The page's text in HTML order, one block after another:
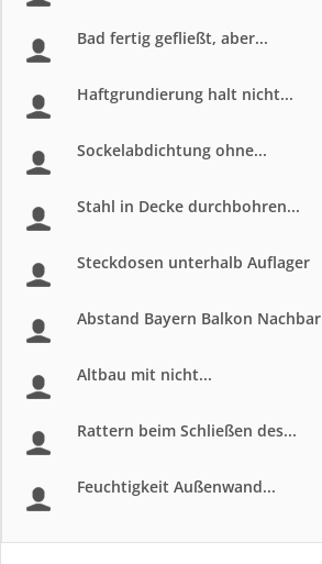
Bad fertig gefließt, aber...
Haftgrundierung halt nicht...
Sockelabdichtung ohne...
Stahl in Decke durchbohren...
Steckdosen unterhalb Auflager
Abstand Bayern Balkon Nachbar
Altbau mit nicht...
Rattern beim Schließen des...
Feuchtigkeit Außenwand...